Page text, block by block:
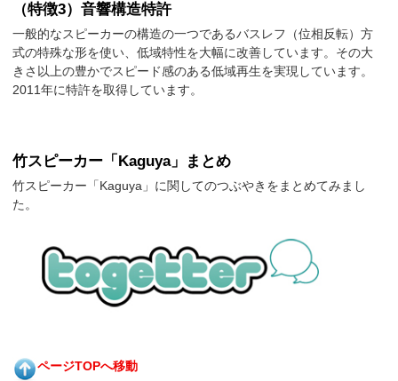
（特徴3）音響構造特許
一般的なスピーカーの構造の一つであるバスレフ（位相反転）方
式の特殊な形を使い、低域特性を大幅に改善しています。その大
きさ以上の豊かでスピード感のある低域再生を実現しています。
2011年に特許を取得しています。
竹スピーカー「Kaguya」まとめ
竹スピーカー「Kaguya」に関してのつぶやきをまとめてみまし
た。
ページTOPへ移動